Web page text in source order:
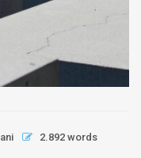
2.892 words